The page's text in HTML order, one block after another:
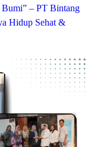
– PT Bintang
Hidup Sehat &